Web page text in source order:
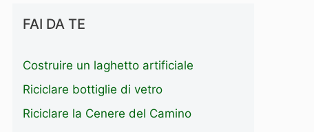
FAI DA TE
Costruire un laghetto artificiale
Riciclare bottiglie di vetro
Riciclare la Cenere del Camino